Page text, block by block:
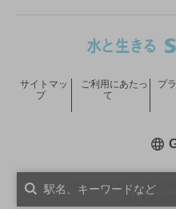
COPYRIGHT ©
サイトマッ
プ
ご利用にあたっ
て
プ